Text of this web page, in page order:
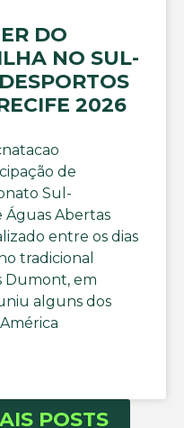
DO
NO SUL-
2026
de
Sul-
Águas Abertas
entre os dias
tradicional
Dumont, em
alguns dos
POSTS